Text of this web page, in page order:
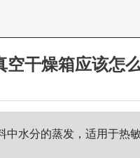
空干燥箱应该怎
水分的蒸发，适用于